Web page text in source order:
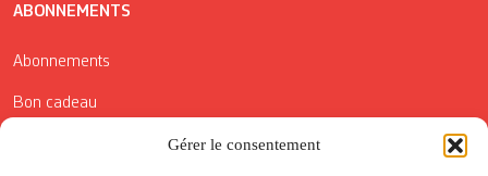
Gérer le consentement
ABONNEMENTS
Abonnements
Bon cadeau
Conditions générales de vente